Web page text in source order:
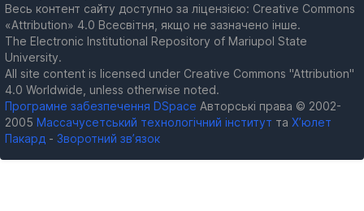
Весь контент сайту доступно за ліцензією: Creative Commons
«Attribution» 4.0 Всесвітня, якщо не зазначено інше.
The Electronic Institutional Repository of Mariupol State
University.
All site content is licensed under Creative Commons "Attribution"
4.0 Worldwide, unless otherwise noted.
Програмне забезпечення DSpace Авторські права © 2002-
2005 Массачусетський технологічний інститут та Х’юлет
Пакард - Зворотний зв’язок